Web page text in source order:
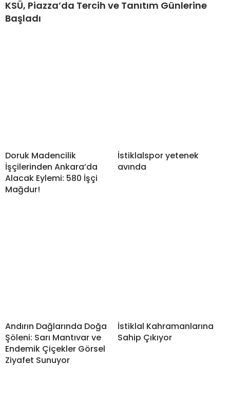
KSÜ, Piazza’da Tercih ve Tanıtım Günlerine
Başladı
Doruk Madencilik
İşçilerinden Ankara’da
Alacak Eylemi: 580 İşçi
Mağdur!
İstiklalspor yetenek
avında
Andırın Dağlarında Doğa
Şöleni: Sarı Mantıvar ve
Endemik Çiçekler Görsel
Ziyafet Sunuyor
İstiklal Kahramanlarına
Sahip Çıkıyor